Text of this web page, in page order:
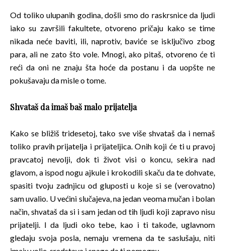
Od toliko ulupanih godina, došli smo do raskrsnice da ljudi
iako su završili fakultete, otvoreno pričaju kako se time
nikada neće baviti, ili, naprotiv, baviće se isključivo zbog
para, ali ne zato što vole. Mnogi, ako pitaš, otvoreno će ti
reći da oni ne znaju šta hoće da postanu i da uopšte ne
pokušavaju da misle o tome.
Shvataš da imaš baš malo prijatelja
Kako se bližiš tridesetoj, tako sve više shvataš da i nemaš
toliko pravih prijatelja i prijateljica. Onih koji će ti u pravoj
pravcatoj nevolji, dok ti život visi o koncu, sekira nad
glavom, a ispod nogu ajkule i krokodili skaču da te dohvate,
spasiti tvoju zadnjicu od gluposti u koje si se (verovatno)
sam uvalio. U većini slučajeva, na jedan veoma mučan i bolan
način, shvataš da si i sam jedan od tih ljudi koji zapravo nisu
prijatelji. I da ljudi oko tebe, kao i ti takođe, uglavnom
gledaju svoja posla, nemaju vremena da te saslušaju, niti